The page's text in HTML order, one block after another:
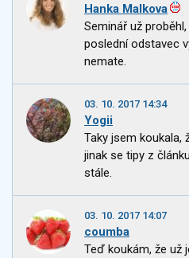
Hanka Malkova
Seminář už
poslední odstavec
nemate.
03. 10. 2017 14:34
Yogii
Taky jsem koukala,
jinak se tipy z
stále.
03. 10. 2017 14:07
coumba
Teď koukám, že už